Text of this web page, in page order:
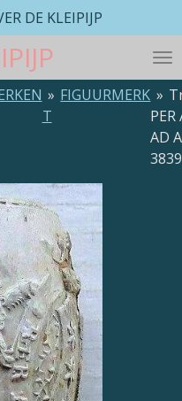
DE KLEIPIJP
» FIGUURMERK
T
»
PER
AD
3839